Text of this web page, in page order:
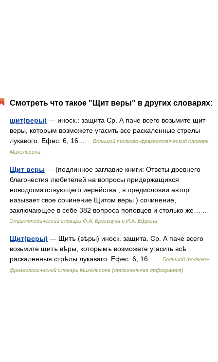
Смотреть что такое "Щит веры" в других словарях:
щит(веры) — иноск.: защита Ср. А паче всего возьмите щит
веры, которым возможете угасить все раскаленные стрелы
лукавого. Ефес. 6, 16 …
Большой толково-фразеологический словарь
Михельсона
Щит веры — (подлинное заглавие книги: Ответы древнего
благочестия любителей на вопросы придержащихся
новодогматствующего иерейства ; в предисловии автор
называет свое сочинение Щитом веры ) сочинение,
заключающее в себе 382 вопроса поповцев и столько же… …
Энциклопедический словарь Ф.А. Брокгауза и И.А. Ефрона
Щит(веры) — Щитъ (вѣры) иноск. защита. Ср. А паче всего
возьмите щитъ вѣры, которымъ возможете угасить всѣ
раскаленныя стрѣлы лукаваго. Ефес. 6, 16 …
Большой толково-
фразеологический словарь Михельсона (оригинальная орфография)